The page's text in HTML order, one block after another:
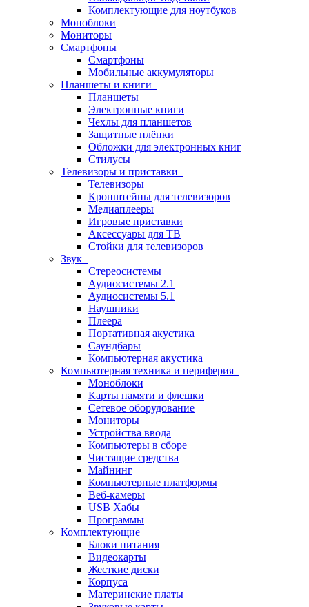
Комплектующие для ноутбуков
Моноблоки
Мониторы
Смартфоны
Смартфоны
Мобильные аккумуляторы
Планшеты и книги
Планшеты
Электронные книги
Чехлы для планшетов
Защитные плёнки
Обложки для электронных книг
Стилусы
Телевизоры и приставки
Телевизоры
Кронштейны для телевизоров
Медиаплееры
Игровые приставки
Аксессуары для ТВ
Стойки для телевизоров
Звук
Стереосистемы
Аудиосистемы 2.1
Аудиосистемы 5.1
Наушники
Плеера
Портативная акустика
Саундбары
Компьютерная акустика
Компьютерная техника и периферия
Моноблоки
Карты памяти и флешки
Сетевое оборудование
Мониторы
Устройства ввода
Компьютеры в сборе
Чистящие средства
Майнинг
Компьютерные платформы
Веб-камеры
USB Хабы
Программы
Комплектующие
Блоки питания
Видеокарты
Жесткие диски
Корпуса
Материнские платы